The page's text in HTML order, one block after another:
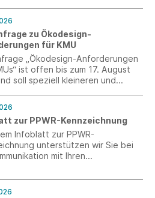
zu Ökodesign-
für KMU
„Ökodesign-Anforderungen
ist offen bis zum 17. August
soll speziell kleineren und
zur PPWR-Kennzeichnung
Infoblatt zur PPWR-
unterstützen wir Sie bei
mit Ihren